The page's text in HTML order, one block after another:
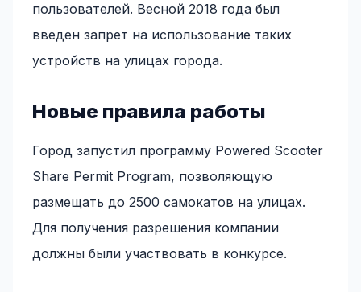
пользователей. Весной 2018 года был
введен запрет на использование таких
устройств на улицах города.
Новые правила работы
Город запустил программу Powered Scooter
Share Permit Program, позволяющую
размещать до 2500 самокатов на улицах.
Для получения разрешения компании
должны были участвовать в конкурсе.